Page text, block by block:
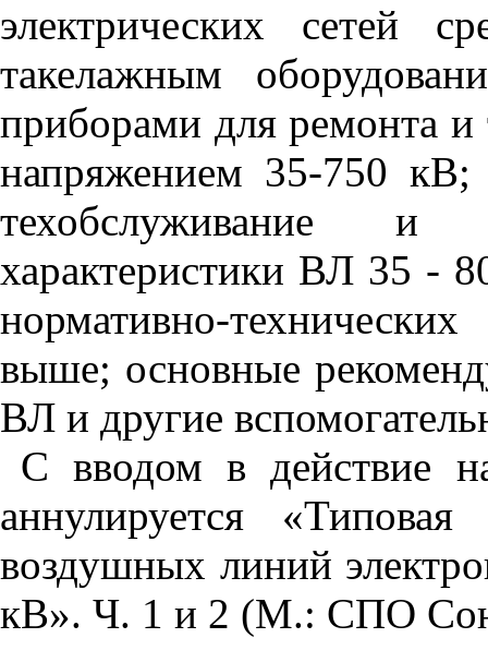
электрических сетей
такелажным
приборами для ремонта
напряжением 35-750 кВ;
техобслуживание
характеристики ВЛ 35 -
нормативно-
выше; основные
ВЛ и другие
С вводом в действие
аннулируется
воздушных линий
кВ». Ч. 1 и 2 (М.: СПО